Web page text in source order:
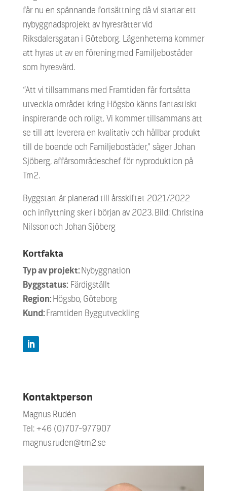
fårnu en spännande fortsättning då vi startar ett
nybyggnadsprojekt av hyresrätter vid
Riksdalersgatan i Göteborg. Lägenheterna kommer
att hyras ut av en föreningmed Familjebostäder
som hyresvärd.
“Att vi tillsammans med Framtiden får fortsätta
utveckla området kring Högsbo känns fantastiskt
inspirerande och roligt. Vi kommer tillsammans att
se till att leverera en kvalitativ och hållbarprodukt
till de boende och Familjebostäder,” säger Johan
Sjöberg, affärsområdeschef förnyproduktion på
Tm2.
Byggstart är planerad till årsskiftet 2021/2022
och inflyttning sker i början av 2023.Bild: Christina
Nilssonoch Johan Sjöberg
Kortfakta
Typ av projekt:Nybyggnation
Byggstatus: Färdigställt
Region:Högsbo, Göteborg
Kund:Framtiden Byggutveckling
Kontaktperson
Magnus Rudén
Tel:+46 (0)707-977907
magnus.ruden@tm2.se